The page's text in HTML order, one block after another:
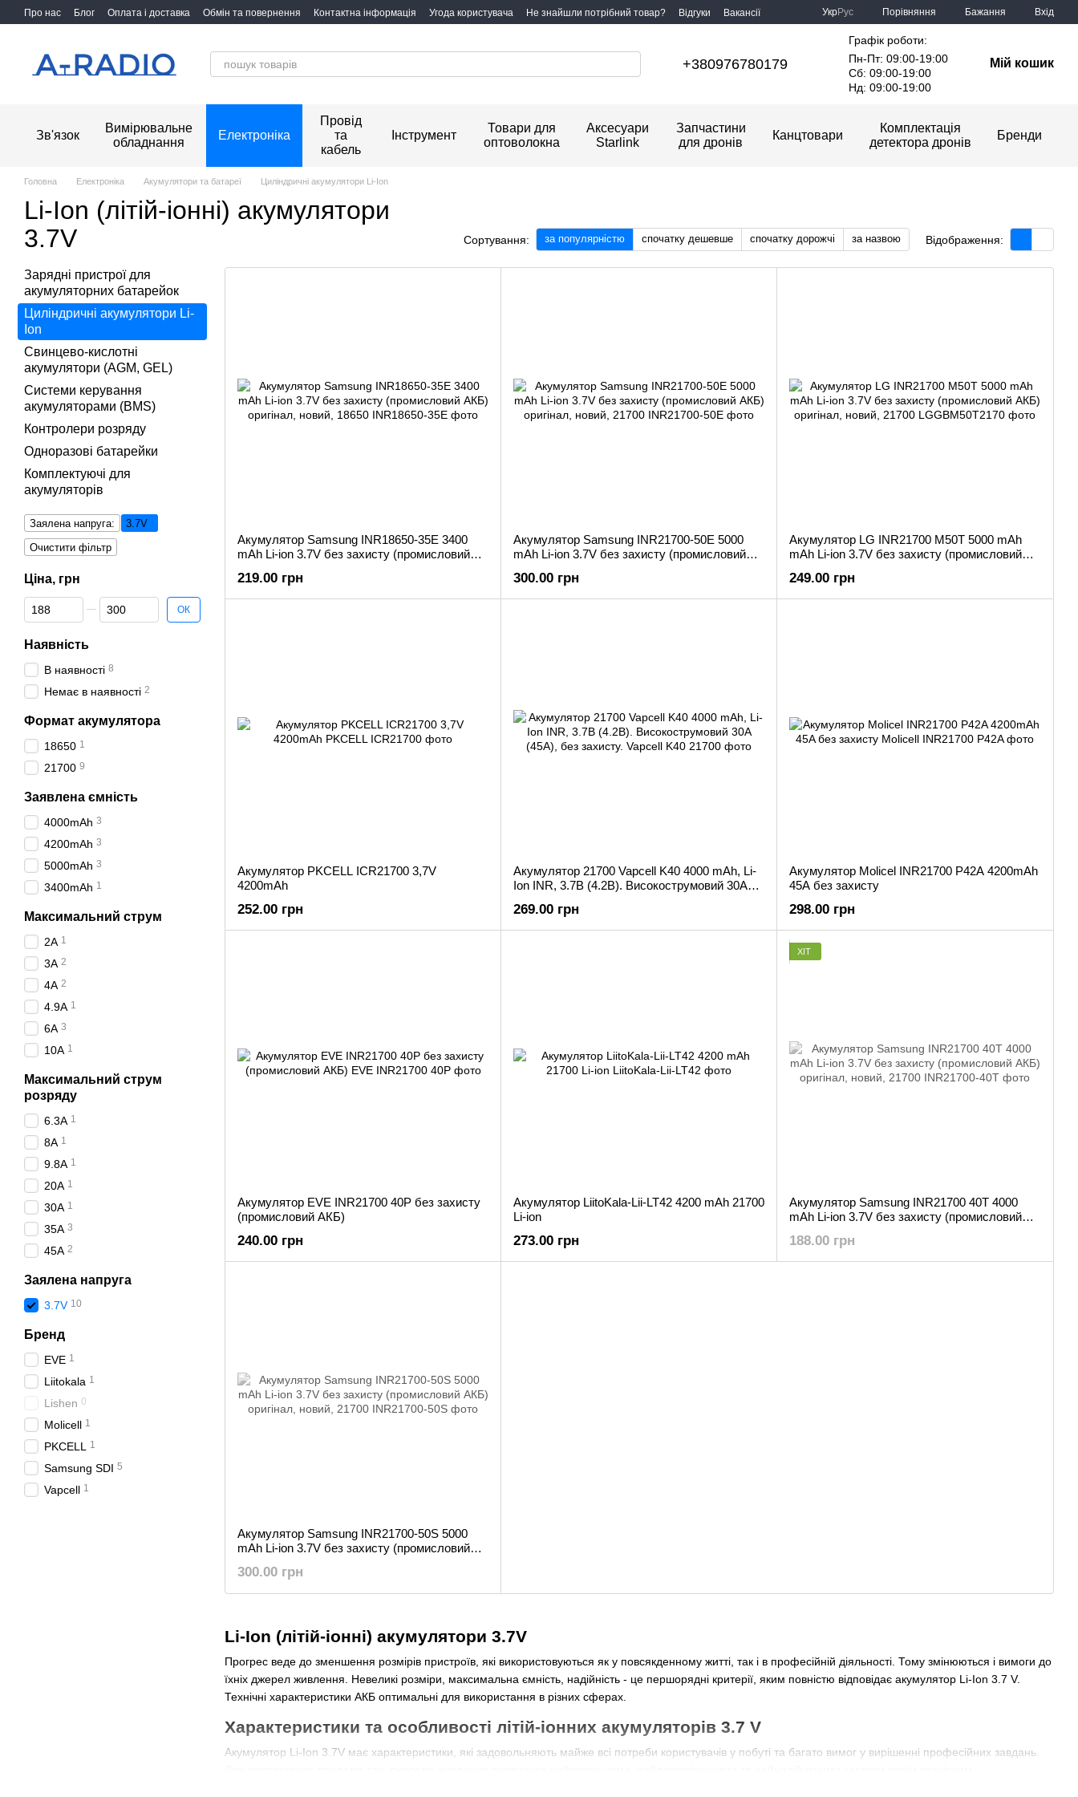
Перейти до основного контенту
Про нас Блог Оплата і доставка Обмін та повернення Контактна інформація Угода користувача Не знайшли потрібний товар? Відгуки Вакансії УкрРус Порівняння Бажання Вхід
+380976780179
Графік роботи:
Пн-Пт: 09:00-19:00
Сб: 09:00-19:00
Нд: 09:00-19:00
Мій кошик
Зв'язок
Вимірювальне
обладнання
Електроніка
Провід
та
кабель
Інструмент
Товари для
оптоволокна
Аксесуари
Starlink
Запчастини
для дронів
Канцтовари
Комплектація
детектора дронів
Бренди
Головна Електроніка Акумулятори та батареї Циліндричні акумулятори Li-Ion
Li-Ion (літій-іонні) акумулятори
3.7V
Сортування: за популярністю спочатку дешевше спочатку дорожчі за назвою Відображення:
Li-Ion (літій-іонні) акумулятори 3.7V
Прогрес веде до зменшення розмірів пристроїв, які використовуються як у повсякденному житті, так і в професійній діяльності. Тому змінюються і вимоги до
їхніх джерел живлення. Невеликі розміри, максимальна ємність, надійність - це першорядні критерії, яким повністю відповідає акумулятор Li-Ion 3.7 V.
Технічні характеристики АКБ оптимальні для використання в різних сферах.
Характеристики та особливості літій-іонних акумуляторів 3.7 V
Акумулятор Li-Ion 3.7V має характеристики, які задовольняють майже всі потреби користувачів у побуті та багато вимог у вирішенні професійних завдань.
Акумулятор Samsung INR18650-35E 3400
mAh Li-ion 3.7V без захисту (промисловий
219.00 грн
Акумулятор Samsung INR21700-50E 5000
mAh Li-ion 3.7V без захисту (промисловий
300.00 грн
Акумулятор LG INR21700 M50T 5000 mAh
mAh Li-ion 3.7V без захисту (промисловий
249.00 грн
Акумулятор PKCELL ICR21700 3,7V
4200mAh
252.00 грн
Акумулятор 21700 Vapcell K40 4000 mAh, Li-
Ion INR, 3.7В (4.2В). Високострумовий 30A
269.00 грн
Акумулятор Molicel INR21700 P42A 4200mAh
45A без захисту
298.00 грн
Акумулятор EVE INR21700 40P без захисту
(промисловий АКБ)
240.00 грн
Акумулятор LiitoKala-Lii-LT42 4200 mAh 21700
Li-ion
273.00 грн
ХІТ
Акумулятор Samsung INR21700 40T 4000
mAh Li-ion 3.7V без захисту (промисловий
188.00 грн
Акумулятор Samsung INR21700-50S 5000
mAh Li-ion 3.7V без захисту (промисловий
300.00 грн
Зарядні пристрої для
акумуляторних батарейок
Циліндричні акумулятори Li-
Ion
Свинцево-кислотні
акумулятори (AGM, GEL)
Системи керування
акумуляторами (BMS)
Контролери розряду
Одноразові батарейки
Комплектуючі для
акумуляторів
Заялена напруга:
3.7V
Очистити фільтр
Ціна, грн
Від Ціна, грн
До Ціна, грн ОК
Наявність
В наявності 8
Немає в наявності 2
Формат акумулятора
18650 1
21700 9
Заявлена ємність
4000mAh 3
4200mAh 3
5000mAh 3
3400mAh 1
Максимальний струм
2A 1
3A 2
4A 2
4.9A 1
6A 3
10A 1
Максимальний струм
розряду
6.3A 1
8A 1
9.8A 1
20A 1
30A 1
35A 3
45A 2
Заялена напруга
3.7V 10
Бренд
EVE 1
Liitokala 1
Lishen 0
Molicell 1
PKCELL 1
Samsung SDI 5
Vapcell 1